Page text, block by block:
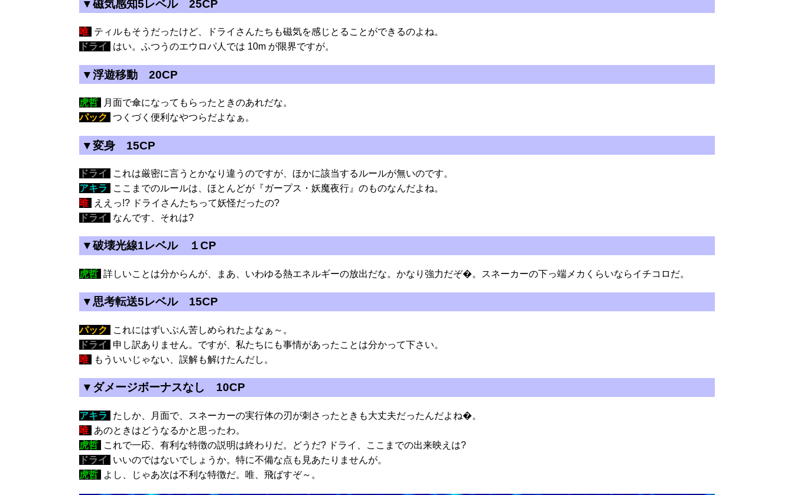
▼磁気感知5レベル 25CP
唯 ティルもそうだったけど、ドライさんたちも磁気を感じとることができるのよね。
ドライ
はい。ふつうのエウロパ人では 10m が限界ですが。
▼浮遊移動 20CP
虎哲
月面で傘になってもらったときのあれだな。
パック
つくづく便利なやつらだよなぁ。
▼変身 15CP
ドライ
これは厳密に言うとかなり違うのですが、ほかに該当するルールが無いのです。
アキラ
ここまでのルールは、ほとんどが『ガープス・妖魔夜行』のものなんだよね。
唯
ええっ!? ドライさんたちって妖怪だったの?
ドライ
なんです、それは?
▼破壊光線1レベル １CP
虎哲 詳しいことは分からんが、まあ、いわゆる熱エネルギーの放出だな。かなり強力だぞ�。スネーカーの下っ端メカくらいならイチコロだ。
▼思考転送5レベル 15CP
パック
これにはずいぶん苦しめられたよなぁ～。
ドライ
申し訳ありません。ですが、私たちにも事情があったことは分かって下さい。
唯
もういいじゃない、誤解も解けたんだし。
▼ダメージボーナスなし 10CP
アキラ
たしか、月面で、スネーカーの実行体の刃が刺さったときも大丈夫だったんだよね�。
唯 あのときはどうなるかと思ったわ。
虎哲
これで一応、有利な特徴の説明は終わりだ。どうだ? ドライ、ここまでの出来映えは?
ドライ
いいのではないでしょうか。特に不備な点も見あたりませんが。
虎哲
よし、じゃあ次は不利な特徴だ。唯、飛ばすぞ～。